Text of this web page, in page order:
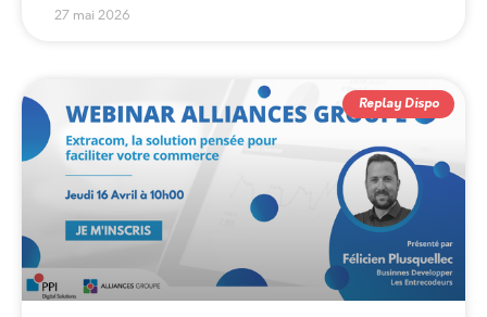
27 mai 2026
Replay Dispo